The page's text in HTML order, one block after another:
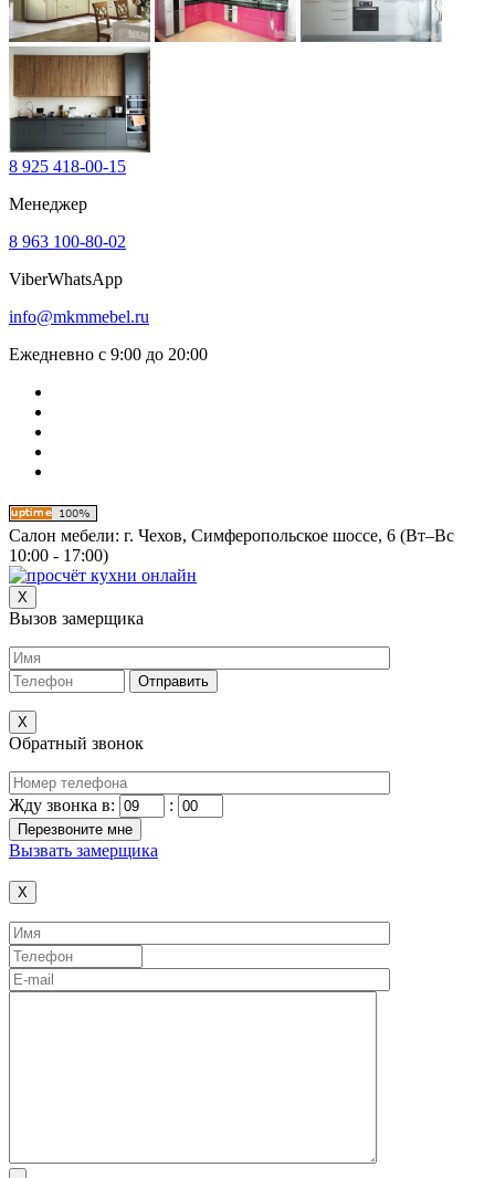
8 925 418-00-15
Менеджер
8 963 100-80-02
ViberWhatsApp
info@mkmmebel.ru
Ежедневно с 9:00 до 20:00
Салон мебели: г. Чехов, Симферопольское шоссе, 6 (Вт–Вс
10:00 - 17:00)
X
Вызов замерщика
X
Обратный звонок
Жду звонка в: :
Вызвать замерщика
X